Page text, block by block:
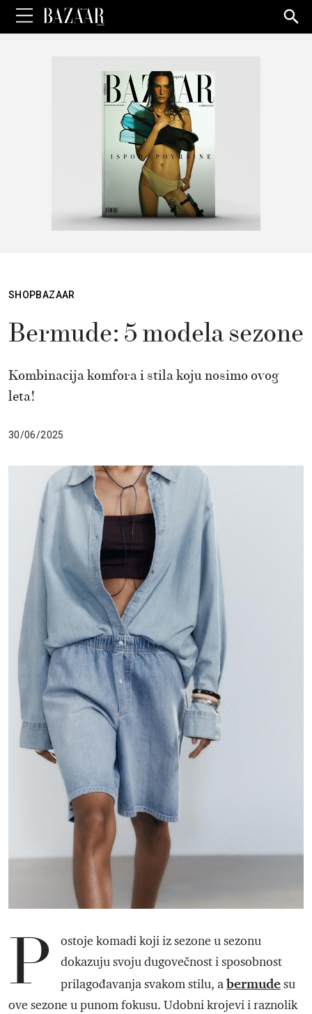
for:
SHOPBAZAAR
Bermude: 5 modela sezone
Kombinacija komfora i stila koju nosimo ovog
leta!
30/06/2025
P
ostoje komadi koji iz sezone u sezonu
dokazuju svoju dugovečnost i sposobnost
prilagođavanja svakom stilu, abermudesu
ove sezone u punom fokusu. Udobni krojevi i raznolik